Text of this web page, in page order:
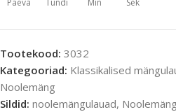
Päeva Tundi Min Sek
Tootekood: 3032
Kategooriad: Klassikalised
Noolemäng
Sildid: noolemängulauad,